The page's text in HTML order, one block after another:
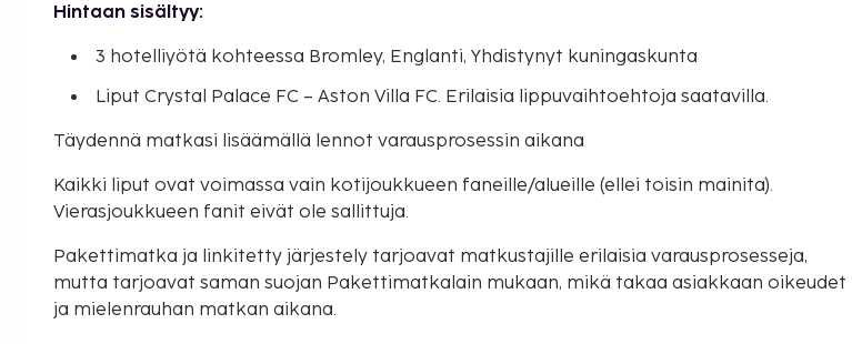
Hintaan sisältyy:
3 hotelliyötä kohteessa Bromley, Englanti, Yhdistynyt kuningaskunta
Liput Crystal Palace FC – Aston Villa FC. Erilaisia lippuvaihtoehtoja saatavilla.
Täydennä matkasi lisäämällä lennot varausprosessin aikana
Kaikki liput ovat voimassa vain kotijoukkueen faneille/alueille (ellei toisin mainita).
Vierasjoukkueen fanit eivät ole sallittuja.
Pakettimatka ja linkitetty järjestely tarjoavat matkustajille erilaisia varausprosesseja,
mutta tarjoavat saman suojan Pakettimatkalain mukaan, mikä takaa asiakkaan oikeudet
ja mielenrauhan matkan aikana.